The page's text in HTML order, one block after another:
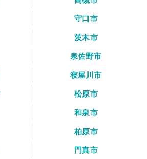
守口市
茨木市
泉佐野市
寝屋川市
松原市
和泉市
柏原市
門真市